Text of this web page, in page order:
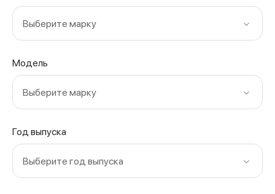
Выберите марку
Модель
Выберите марку
Год выпуска
Выберите год выпуска